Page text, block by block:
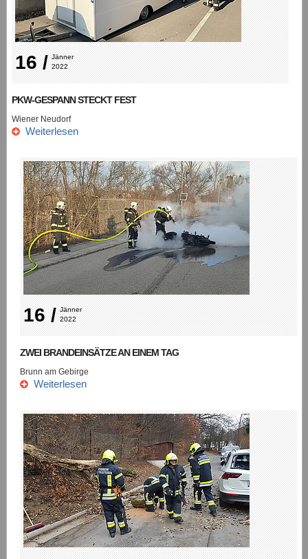
16 / Jänner
2022
PKW-GESPANN STECKT FEST
Wiener Neudorf
Weiterlesen
16 / Jänner
2022
ZWEI BRANDEINSÄTZE AN EINEM TAG
Brunn am Gebirge
Weiterlesen